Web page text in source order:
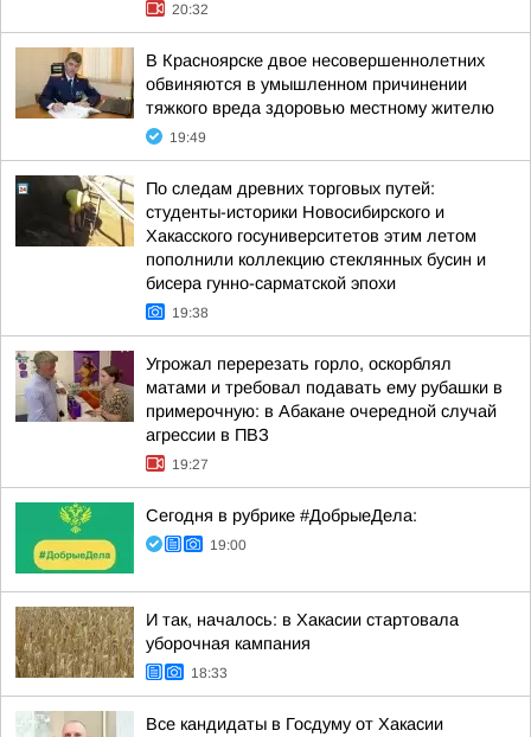
20:32
В Красноярске двое несовершеннолетних
обвиняются в умышленном причинении
тяжкого вреда здоровью местному жителю
19:49
По следам древних торговых путей:
студенты-историки Новосибирского и
Хакасского госуниверситетов этим летом
пополнили коллекцию стеклянных бусин и
бисера гунно-сарматской эпохи
19:38
Угрожал перерезать горло, оскорблял
матами и требовал подавать ему рубашки в
примерочную: в Абакане очередной случай
агрессии в ПВЗ
19:27
Сегодня в рубрике #ДобрыеДела:
19:00
И так, началось: в Хакасии стартовала
уборочная кампания
18:33
Все кандидаты в Госдуму от Хакасии